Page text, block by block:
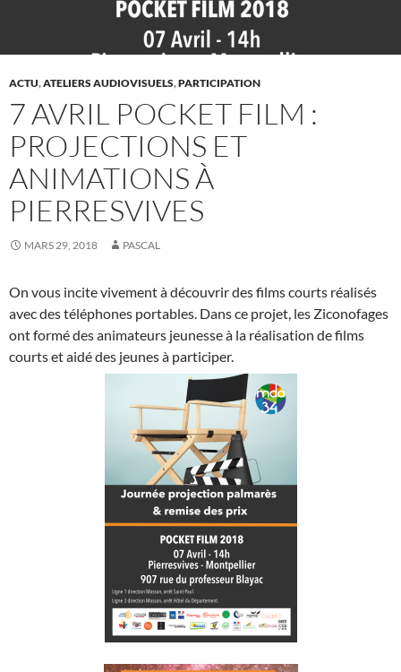
ACTU,ATELIERS AUDIOVISUELS,PARTICIPATION
7 AVRIL POCKET FILM :
PROJECTIONS ET
ANIMATIONS À
PIERRESVIVES
MARS 29, 2018 PASCAL
On vous incite vivement à découvrir des films courts réalisés
avec des téléphones portables. Dans ce projet, les Ziconofages
ont formé des animateurs jeunesse à la réalisation de films
courts et aidé des jeunes à participer.